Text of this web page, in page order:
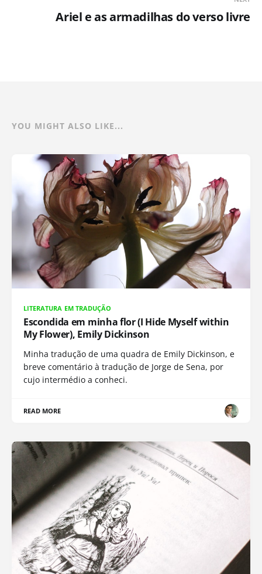
Ariel e as armadilhas do verso livre
YOU MIGHT ALSO LIKE...
LITERATURA EM TRADUÇÃO
Escondida em minha flor (I Hide Myself within
My Flower), Emily Dickinson
Minha tradução de uma quadra de Emily Dickinson, e
breve comentário à tradução de Jorge de Sena, por
cujo intermédio a conheci.
READ MORE